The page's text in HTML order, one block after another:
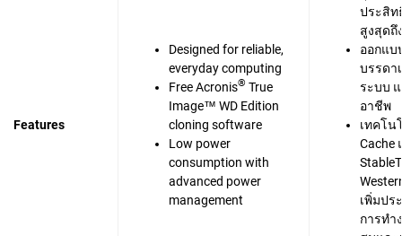
Features
Designed for reliable,
everyday computing
Free Acronis® True
Image™ WD Edition
cloning software
Low power
consumption with
advanced power
management
ประสิท
สูงสุดถึ
ออกแบ
บรรดา
ระบบ
อาชีพ
เทคโน
Cache
เพิ่มปร
การทำ